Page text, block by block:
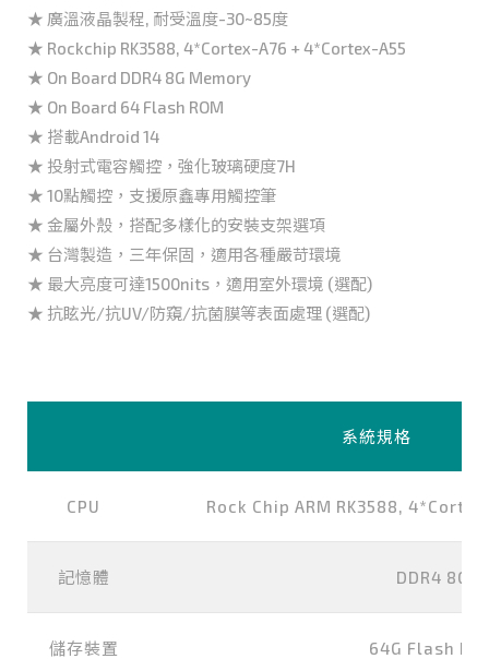
★ 廣溫液晶製程, 耐受溫度-30~85度
★ Rockchip RK3588, 4*Cortex-A76 + 4*Cortex-A55
★ On Board DDR4 8G Memory
★ On Board 64 Flash ROM
★ 搭載Android 14
★ 投射式電容觸控，強化玻璃硬度7H
★ 10點觸控，支援原鑫專用觸控筆
★ 金屬外殼，搭配多樣化的安裝支架選項
★ 台灣製造，三年保固，適用各種嚴苛環境
★ 最大亮度可達1500nits，適用室外環境 (選配)
★ 抗眩光/抗UV/防窺/抗菌膜等表面處理 (選配)
系統規格
CPU Rock Chip ARM RK3588,
記憶體 DDR4 8G
儲存裝置 64G Flash